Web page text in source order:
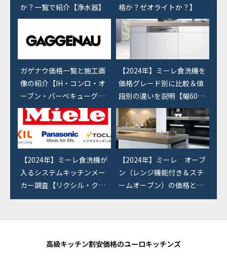
か？一覧で紹介【浄水器】
格か？ゼオライトか？】
ガゲナウ価格一覧と施工画
像の紹介【IH・コンロ・オ
ーブン・バーベキューグリ
ル・食洗機】
【2024年】ミーレ食洗機を
価格グレード別に比較＆値
段別の違いを説明【幅60c
m＆45cm】
【2024年】ミーレ食洗機が
入るシステムキッチンメー
カー調査【リクシル・クリ
ナップ・パナソニック・タ
【2024年】ミーレ オーブ
ン（レンジ機能付き＆スチ
ームオーブン）の価格と選
び方【miele】
きたいショールーム【天
板・機器・シンクなど】
高級キッチン割安価格のユーロキッチンズ